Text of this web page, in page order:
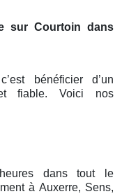
sur Courtoin dans
bénéficier d’un
et fiable. Voici nos
dans tout le
à Auxerre, Sens,